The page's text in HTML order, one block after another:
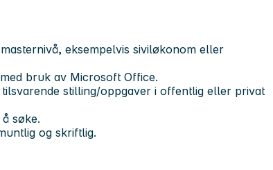
eksempelvis siviløkonom eller
bruk av Microsoft Office.
stilling/oppgaver i offentlig eller privat
søke.
og skriftlig.